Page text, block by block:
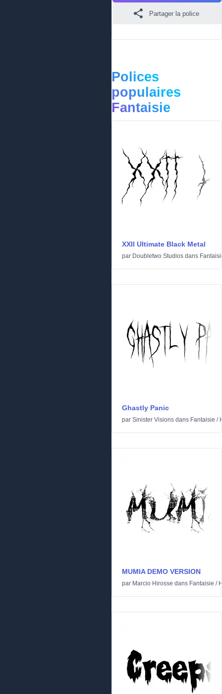
Partager la police
Polices
populaires
Fantaisie
XXII Ultimate Black Metal
par Doubletwo Studios dans
Ghastly Panic
par Sinister Visions dans Fantaisie /
MUMIA DEMO VERSION
par Marcio Hirosse dans Fantaisie /